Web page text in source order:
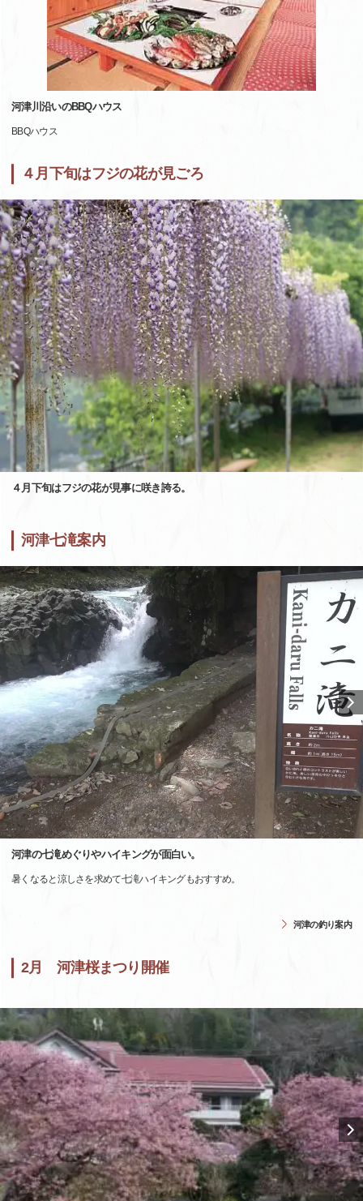
河津川沿いのBBQハウス
BBQハウス
４月下旬はフジの花が見ごろ
４月下旬はフジの花が見事に咲き誇る。
河津七滝案内
河津の七滝めぐりやハイキングが面白い。
暑くなると涼しさを求めて七滝ハイキングもおすすめ。
河津の釣り案内
2月 河津桜まつり開催